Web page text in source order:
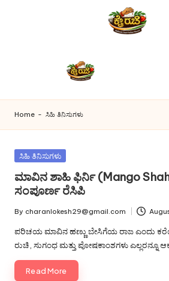
k
a
ir
u
c
h
i.
i
n
Home - ಸಿಹಿ ತಿನಿಸುಗಳು
Posted
ಸಿಹಿ ತಿನಿಸುಗಳು
ಮಾವಿನ ಶಾಹಿ ಫಿರ್ನಿ (Mango
ಸಂಪೂರ್ಣ ರೆಸಿಪಿ
Posted
by
By charanlokesh29@gmail.com
ಪರಿಚಯ ಮಾವಿನ ಹಣ್ಣು ಬೇಸಿಗೆಯ ರಾಜ ಎಂದು
ರುಚಿ, ಸುಗಂಧ ಮತ್ತು ಪೋಷಕಾಂಶಗಳು ಎಲ್ಲರನ್ನೂ
Read More